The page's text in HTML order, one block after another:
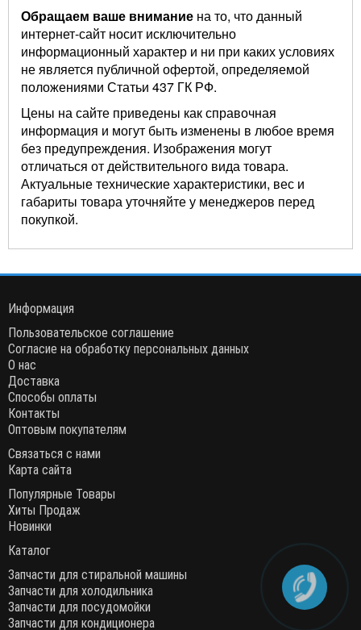
Обращаем ваше внимание на то, что данный
интернет-сайт носит исключительно
информационный характер и ни при каких условиях
не является публичной офертой, определяемой
положениями Статьи 437 ГК РФ.
Цены на сайте приведены как справочная
информация и могут быть изменены в любое время
без предупреждения. Изображения могут
отличаться от действительного вида товара.
Актуальные технические характеристики, вес и
габариты товара уточняйте у менеджеров перед
покупкой.
Информация
Пользовательское соглашение
Согласие на обработку персональных данных
О нас
Доставка
Способы оплаты
Контакты
Оптовым покупателям
Связаться с нами
Карта сайта
Популярные Товары
Хиты Продаж
Новинки
Каталог
Запчасти для стиральной машины
Запчасти для холодильника
Запчасти для посудомойки
Запчасти для кондиционера